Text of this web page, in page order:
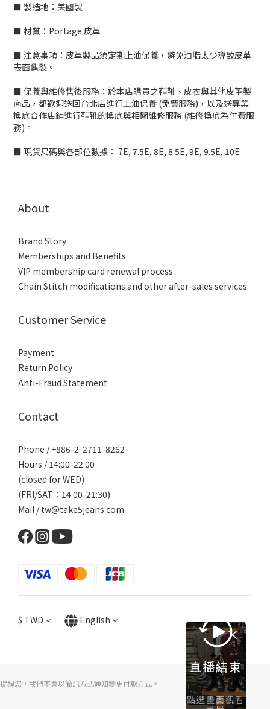
■ 製造地：美國製
■ 材質： Portage 皮革
■ 注意事項：皮革製品須定期上油保養，避免油脂太少導致皮革
表面龜裂。
■ 保養與維修售後服務：於本店購買之鞋靴、皮衣與其他皮革製
商品，都歡迎送回台北店進行上油保養 (免費服務)，以及送專業
換底合作店鋪進行鞋靴的換底與相關維修服務 (維修換底為付費服
務)。
■ 現貨尺碼與各部位數據： 7E, 7.5E, 8E, 8.5E, 9E, 9.5E, 10E
About
Brand Story
Memberships and Benefits
VIP membership card renewal process
Chain Stitch modifications and other after-sales services
Customer Service
Payment
Return Policy
Anti-Fraud Statement
Contact
Phone / +886-2-2711-8262
Hours / 14:00-22:00
(closed for WED)
(FRI/SAT：14:00-21:30)
Mail / tw@take5jeans.com
$ TWD English
提醒您，我們不會以簡訊方式通知變更付款方式。
直播結束
點選畫面觀看